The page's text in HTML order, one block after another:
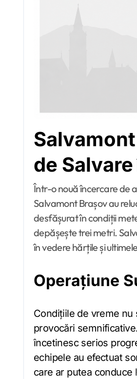
de
Într-o nouă încercare de a găsi tânărul britanic dispărut în Munții Bucegi anul trecut, echipele
Salvamont Brașov au
desfășurat în condiții
depășește trei metri.
în vedere hărțile și
Operațiune
Condițiile de vreme nu sunt deloc favorabile, salvatorii fiind nevoiți să facă față unor
provocări
încetinesc serios
echipele au efectuat
care ar putea conduce